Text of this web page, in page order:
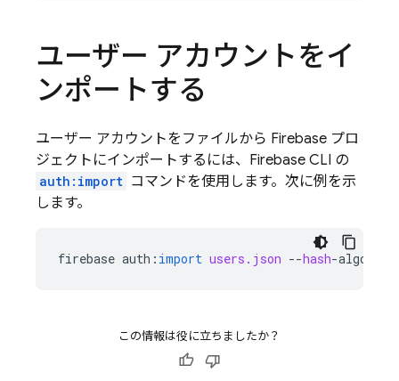
ユーザー アカウントをイ
ンポートする
ユーザー アカウントをファイルから Firebase プロ
ジェクトにインポートするには、Firebase CLI の
auth:import コマンドを使用します。次に例を示
します。
firebase auth : import users.json --hash-algo
この情報は役に立ちましたか？